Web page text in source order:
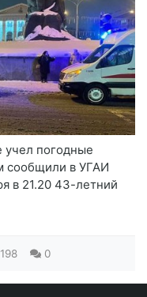
учел погодные
сообщили в УГАИ
в 21.20 43-летний
198 0